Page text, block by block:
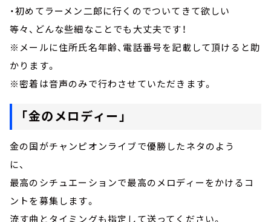
・初めてラーメン二郎に行くのでついてきて欲しい
等々、どんな些細なことでも大丈夫です！
※メールに住所氏名年齢、電話番号を記載して頂けると助
かります。
※密着は音声のみで行わさせていただきます。
「金のメロディー」
金の国がチャンピオンライブで優勝したネタのよう
に、
最高のシチュエーションで最高のメロディーをかけるコ
ントを募集します。
流す曲とタイミングも指定して送ってください。